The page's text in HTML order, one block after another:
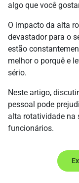
algo que você
O impacto da alta
devastador para o
estão
melhor o porquê e
sério.
Neste artigo,
pessoal pode
alta rotatividade na
funcionários.